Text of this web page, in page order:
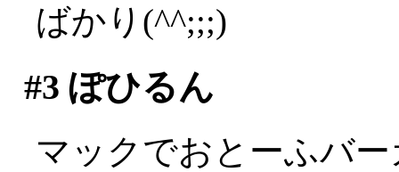
ばかり(^^;;;)
#3 ぽひるん
マックでおとーふバ